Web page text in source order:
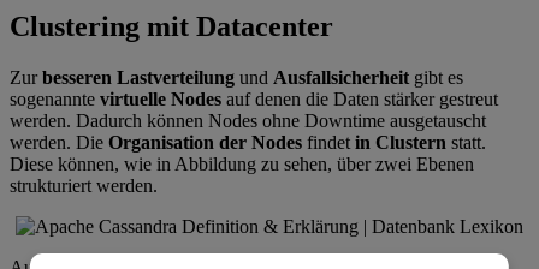
Clustering mit Datacenter
Zurbesseren Lastverteilung und Ausfallsicherheit gibt es
sogenannte virtuelle Nodes auf denen die Daten stärker gestreut
werden. Dadurch können Nodes ohne Downtime ausgetauscht
werden. Die Organisation der Nodes findet in Clustern statt.
Diese können, wie in Abbildung zu sehen, über zwei Ebenen
strukturiert werden.